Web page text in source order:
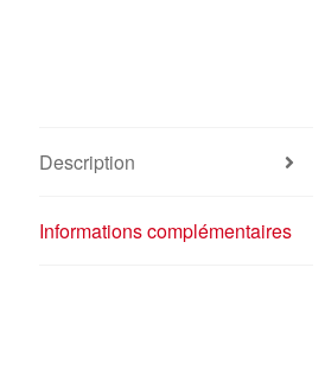
Description
Informations complémentaires